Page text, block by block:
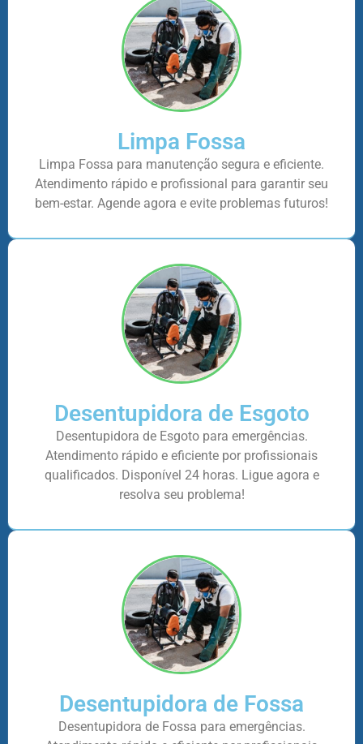
Limpa Fossa
Limpa Fossa para manutenção segura e eficiente.
Atendimento rápido e profissional para garantir seu
bem-estar. Agende agora e evite problemas futuros!
Desentupidora de Esgoto
Desentupidora de Esgoto para emergências.
Atendimento rápido e eficiente por profissionais
qualificados. Disponível 24 horas. Ligue agora e
resolva seu problema!
Desentupidora de Fossa
Desentupidora de Fossa para emergências.